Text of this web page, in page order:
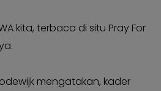
kita, terbaca di situ Pray For
mengatakan, kader